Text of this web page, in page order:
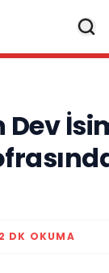
2 DK OKUMA